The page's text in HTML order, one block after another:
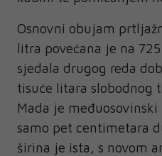
Osnovni obujam
litra povećana je na
sjedala drugog reda
tisuće litara slobodnog
Mada je
samo pet centimetara
širina je ista, s novom